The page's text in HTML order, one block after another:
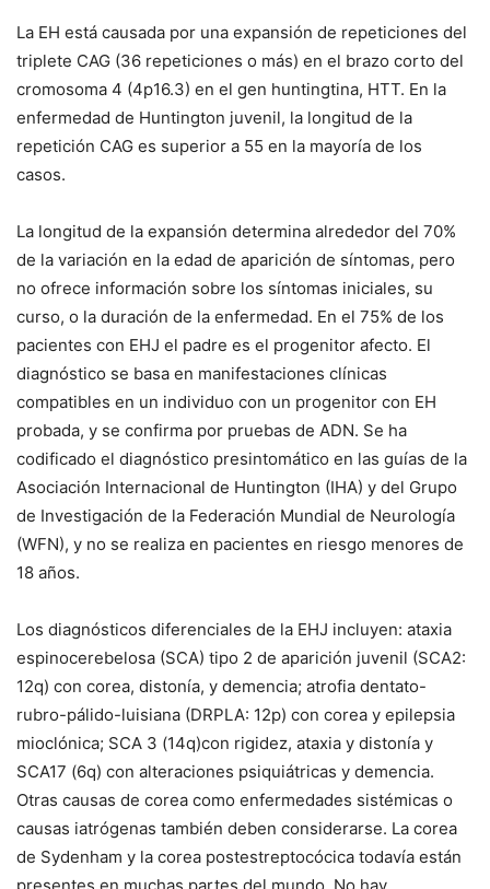
La EH está causada por una expansión de repeticiones del
triplete CAG (36 repeticiones o más) en el brazo corto del
cromosoma 4 (4p16.3) en el gen huntingtina, HTT. En la
enfermedad de Huntington juvenil, la longitud de la
repetición CAG es superior a 55 en la mayoría de los
casos.
La longitud de la expansión determina alrededor del 70%
de la variación en la edad de aparición de síntomas, pero
no ofrece información sobre los síntomas iniciales, su
curso, o la duración de la enfermedad. En el 75% de los
pacientes con EHJ el padre es el progenitor afecto. El
diagnóstico se basa en manifestaciones clínicas
compatibles en un individuo con un progenitor con EH
probada, y se confirma por pruebas de ADN. Se ha
codificado el diagnóstico presintomático en las guías de la
Asociación Internacional de Huntington (IHA) y del Grupo
de Investigación de la Federación Mundial de Neurología
(WFN), y no se realiza en pacientes en riesgo menores de
18 años.
Los diagnósticos diferenciales de la EHJ incluyen: ataxia
espinocerebelosa (SCA) tipo 2 de aparición juvenil (SCA2:
12q) con corea, distonía, y demencia; atrofia dentato-
rubro-pálido-luisiana (DRPLA: 12p) con corea y epilepsia
mioclónica; SCA 3 (14q)con rigidez, ataxia y distonía y
SCA17 (6q) con alteraciones psiquiátricas y demencia.
Otras causas de corea como enfermedades sistémicas o
causas iatrógenas también deben considerarse. La corea
de Sydenham y la corea postestreptocócica todavía están
presentes en muchas partes del mundo. No hay